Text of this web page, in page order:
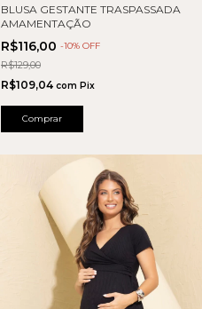
BLUSA GESTANTE TRASPASSADA
AMAMENTAÇÃO
R$116,00 -10% OFF
R$129,00
R$109,04 com Pix
Comprar